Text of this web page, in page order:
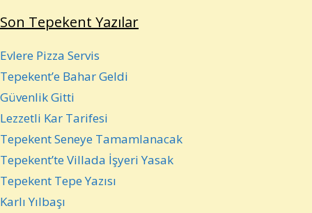
Son Tepekent Yazılar
Evlere Pizza Servis
Tepekent’e Bahar Geldi
Güvenlik Gitti
Lezzetli Kar Tarifesi
Tepekent Seneye Tamamlanacak
Tepekent’te Villada İşyeri Yasak
Tepekent Tepe Yazısı
Karlı Yılbaşı